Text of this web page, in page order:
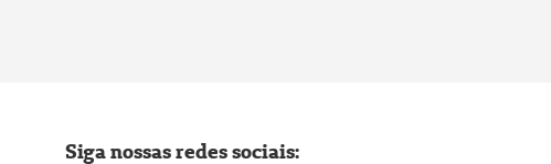
Siga nossas redes sociais: